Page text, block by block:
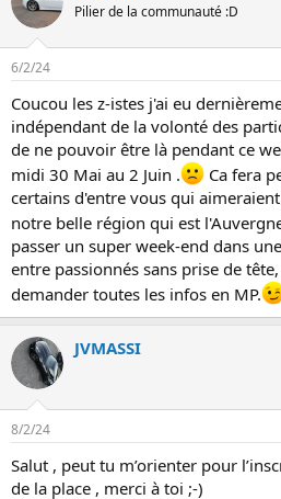
Pilier de la communauté :D
6/2/24
Coucou les z-istes j'ai eu
indépendant de la volonté des
de ne pouvoir être là pendant ce
midi 30 Mai au 2 Juin .
Ca fera
certains d'entre vous qui
notre belle région qui est
passer un super week-end dans
entre passionnés sans prise de
demander toutes les infos en MP.
JVMASSI
8/2/24
Salut , peut tu m’orienter pour
de la place , merci à toi ;-)